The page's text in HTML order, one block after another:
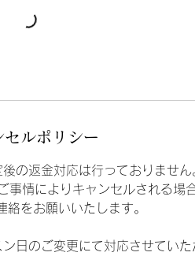
セルポリシー
の返金対応は行っておりません
事情によりキャンセルされる場合
絡をお願いいたします。
日のご変更にて対応させていた